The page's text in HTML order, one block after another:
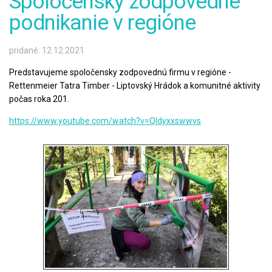
podnikanie v regióne
pridané: 12.12.2021
Predstavujeme spoločensky zodpovednú firmu v regióne -
Rettenmeier Tatra Timber - Liptovský Hrádok a komunitné aktivity
počas roka 201.
https://www.youtube.com/watch?v=Qldyxxswwvs